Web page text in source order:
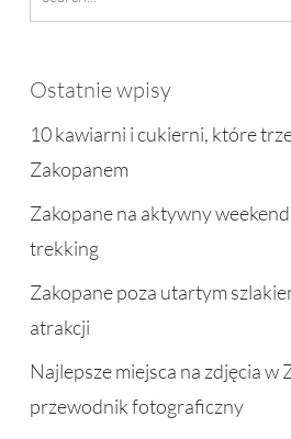
Ostatnie wpisy
10 kawiarni i cukierni, które
Zakopanem
Zakopane na aktywny
trekking
Zakopane poza utartym
atrakcji
Najlepsze miejsca na zdjęcia w
przewodnik fotograficzny